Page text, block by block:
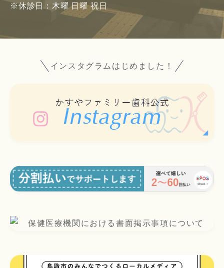
※休診日：木曜 日曜 祝日
インスタグラム はじめました！